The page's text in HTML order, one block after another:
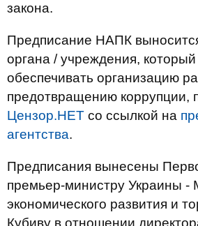
закона.
Предписание НАПК
органа / учреждения,
обеспечивать организацию
предотвращению коррупции,
Цензор.НЕТ со ссылкой на
агентства.
Предписания вынесены
премьер-министру Украины -
экономического развития и
Кубиву в отношении